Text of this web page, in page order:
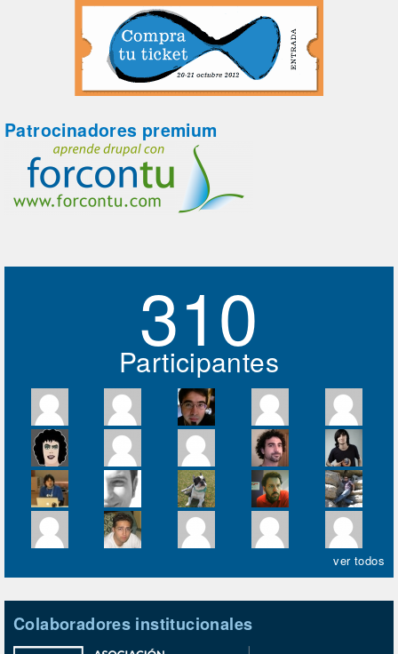
Patrocinadores premium
310
Participantes
ver todos
Colaboradores institucionales